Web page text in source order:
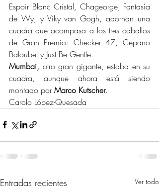
Espoir Blanc Cristal, Chageorge, Fantasía
de Wy, y Viky van Gogh, adornan una
cuadra que acompasa a los tres caballos
de Gran Premio: Checker 47, Cepano
Baloubet y Just Be Gentle.
Mumbai, otro gran gigante, estaba en su
cuadra, aunque ahora está siendo
montado por Marco Kutscher.
Carolo López-Quesada
Entradas recientes Ver todo